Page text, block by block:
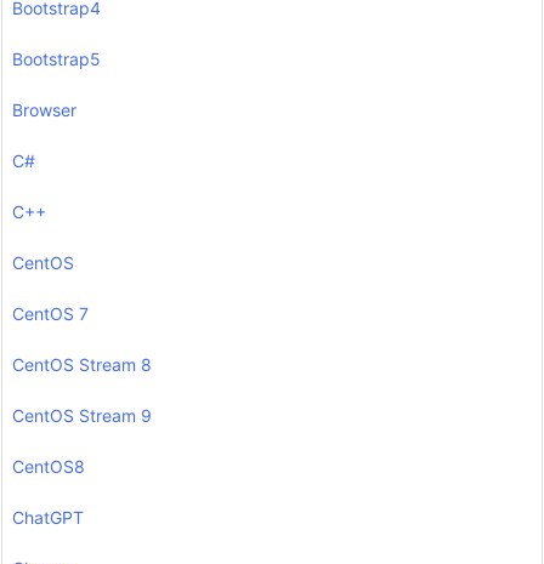
Bootstrap4
Bootstrap5
Browser
C#
C++
CentOS
CentOS 7
CentOS Stream 8
CentOS Stream 9
CentOS8
ChatGPT